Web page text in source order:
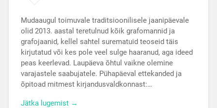
Mudaaugul toimuvale traditsioonilisele jaanipäevale
olid 2013. aastal teretulnud kõik grafomannid ja
grafojaanid, kellel sahtel surematuid teoseid täis
kirjutatud või kes pole veel sulge haaranud, aga ideed
peas keerlevad. Laupäeva õhtul vaikne olemine
varajastele saabujatele. Pühapäeval ettekanded ja
õpitoad mitmest kirjandusvaldkonnast:…
Jätka lugemist →